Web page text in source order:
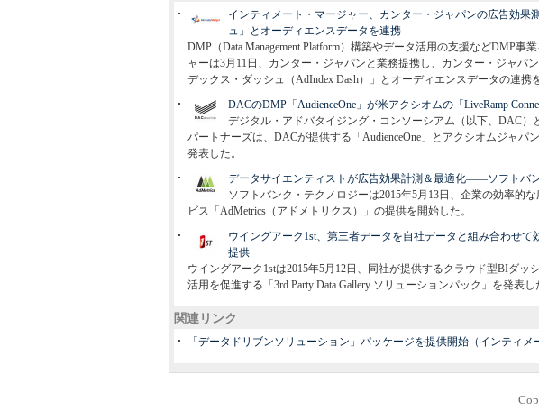
インティメート・マージャー、カンター・ジャパンの広告効果
ュ」とオーディエンスデータを連携
DMP（Data Management Platform）構築やデータ活用の支援などDMP事
ャーは3月11日、カンター・ジャパンと業務提携し、カンター・ジャパ
デックス・ダッシュ（AdIndex Dash）」とオーディエンスデータの連携
DACのDMP「AudienceOne」が米アクシオムの「LiveRamp
デジタル・アドバタイジング・コンソーシアム（以下、DAC
パートナーズは、DACが提供する「AudienceOne」とアクシオムジャパ
発表した。
データサイエンティストが広告効果計測＆最適化――ソフトバ
ソフトバンク・テクノロジーは2015年5月13日、企業の効率的
ビス「AdMetrics（アドメトリクス）」の提供を開始した。
ウイングアーク1st、第三者データを自社データと組み合わせ
提供
ウイングアーク1stは2015年5月12日、同社が提供するクラウド型BIダッ
活用を促進する「3rd Party Data Gallery ソリューションパック」を発表し
関連リンク
「データドリブンソリューション」パッケージを提供開始（インティメ